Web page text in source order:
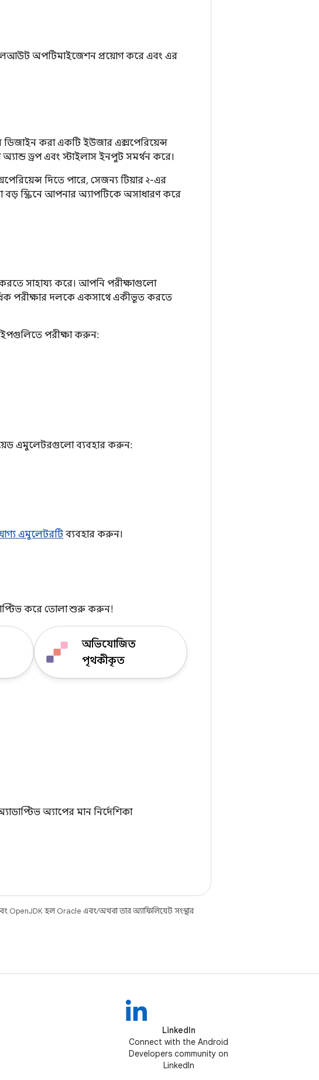
অপটিমাইজেশন প্রয়োগ করে এবং এর
ডিজাইন করা একটি ইউজার এক্সপেরিয়েন্স
অ্যান্ড ড্রপ এবং স্টাইলাস ইনপুট সমর্থন করে।
দিতে পারে, সেজন্য টিয়ার ২-এর
স্ক্রিনে আপনার অ্যাপটিকে অসাধারণ করে
সাহায্য করে। আপনি পরীক্ষাগুলো
পরীক্ষার দলকে একসাথে একীভূত করতে
পরীক্ষা করুন:
এমুলেটরগুলো ব্যবহার করুন:
এমুলেটরটিব্যবহার করুন।
করে তোলা শুরু করুন!
অভিযোজিত
পৃথকীকৃত
অ্যাপের মান নির্দেশিকা
OpenJDK হল Oracle এবং/অথবা তার অ্যাফিলিয়েট সংস্থার
LinkedIn
Connect with the Android
Developers community on
LinkedIn